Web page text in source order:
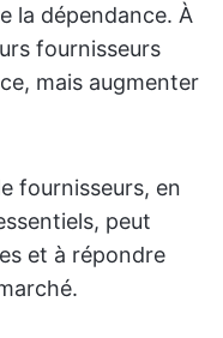
la dépendance. À
fournisseurs
mais augmenter
fournisseurs, en
peut
et à répondre